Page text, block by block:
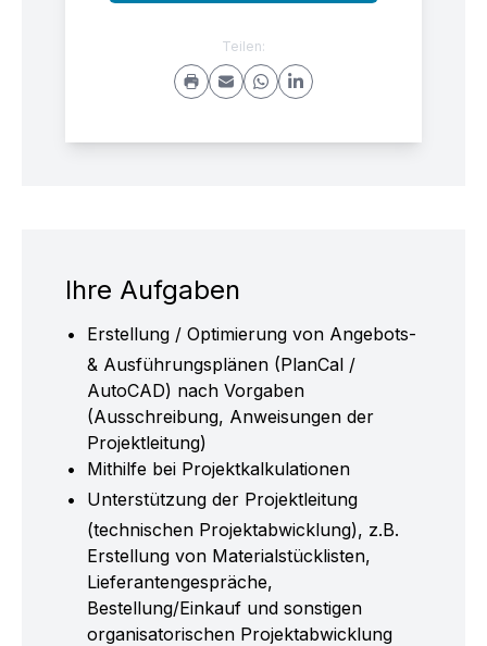
Ihre Aufgaben
Erstellung / Optimierung von Angebots-
& Ausführungsplänen (PlanCal /
AutoCAD) nach Vorgaben
(Ausschreibung, Anweisungen der
Projektleitung)
Mithilfe bei Projektkalkulationen
Unterstützung der Projektleitung
(technischen Projektabwicklung), z.B.
Erstellung von Materialstücklisten,
Lieferantengespräche,
Bestellung/Einkauf und sonstigen
organisatorischen Projektabwicklung
Teilen: